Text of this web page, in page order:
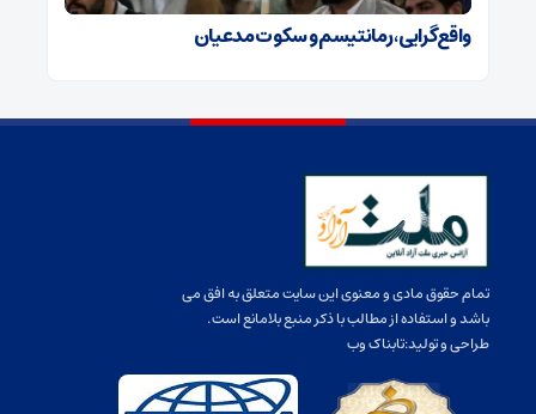
واقع‌‏گرایی، رمانتیسم و سکوت مدعیان
تمام حقوق مادی و معنوی این سایت متعلق به افق می
باشد و استفاده از مطالب با ذکر منبع بلامانع است.
طراحی و تولید:تابناک وب